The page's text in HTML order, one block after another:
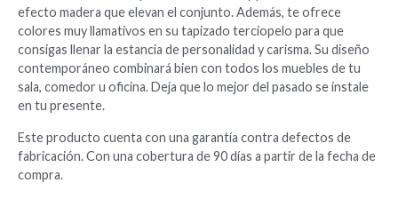
efecto madera que elevan el conjunto. Además, te ofrece
colores muy llamativos en su tapizado terciopelo para que
consigas llenar la estancia de personalidad y carisma. Su diseño
contemporáneo combinará bien con todos los muebles de tu
sala, comedor u oficina. Deja que lo mejor del pasado se instale
en tu presente.
Este producto cuenta con una garantía contra defectos de
fabricación. Con una cobertura de 90 días a partir de la fecha de
compra.